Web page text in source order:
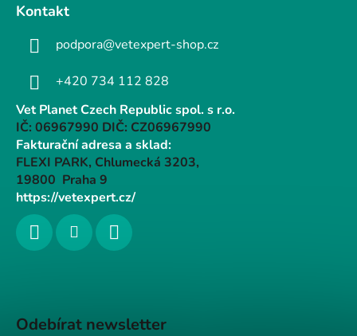
Kontakt
podpora@vetexpert-shop.cz
+420 734 112 828
Vet Planet Czech Republic spol. s r.o.
IČ: 06967990 DIČ: CZ06967990
Fakturační adresa a sklad:
FLEXI PARK, Chlumecká 3203,
19800 Praha 9
https://vetexpert.cz/
Odebírat newsletter